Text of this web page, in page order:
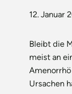
12. Januar
Bleibt die
meist an
Ursachen